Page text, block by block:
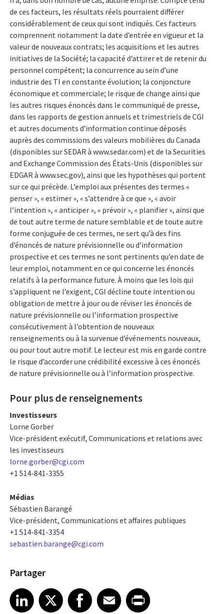
de ces facteurs, les résultats réels pourraient différer
considérablement de ceux qui sont indiqués. Ces facteurs
comprennent notamment la date d’entrée en vigueur et la
valeur de nouveaux contrats; les acquisitions et les autres
initiatives de la Société; la capacité d’attirer et de retenir du
personnel compétent; la concurrence au sein d’une
industrie des TI en constante évolution; la conjoncture
économique et commerciale; le risque de change ainsi que
les autres risques énoncés dans le communiqué de presse,
dans les rapports de gestion annuels et trimestriels de CGI
et autres documents d’information continue déposés
auprès des commissions des valeurs mobilières du Canada
(disponibles sur SEDAR à www.sedar.com) et de la Securities
and Exchange Commission des États-Unis (disponibles sur
EDGAR à www.sec.gov), ainsi que les hypothèses qui portent
sur ce qui précède. L’emploi aux présentes des termes «
penser », « estimer », « s’attendre à ce que », « avoir
l’intention », « anticiper », « prévoir », « planifier », ainsi que
de tout autre terme de nature semblable et de toute autre
forme conjuguée de ces termes, ne sert qu’à des fins
d’énoncés de nature prévisionnelle ou d’information
prospective et ces termes ne sont pertinents qu’en date de
leur emploi, notamment en ce qui concerne les énoncés
relatifs à la performance future. À moins que les lois qui
s’appliquent ne l’exigent, CGI décline toute intention ou
obligation de mettre à jour ou de réviser les énoncés de
nature prévisionnelle ou l’information prospective
consécutivement à l’obtention de nouveaux
renseignements ou à la survenue d’événements nouveaux,
ou pour tout autre motif. Le lecteur est mis en garde contre
le risque d’accorder une crédibilité excessive à ces énoncés
de nature prévisionnelle ou à l’information prospective.
Pour plus de renseignements
Investisseurs
Lorne Gorber
Vice-président exécutif, Communications et relations avec
les investisseurs
lorne.gorber@cgi.com
+1 514-841-3355
Médias
Sébastien Barangé
Vice-président, Communications et affaires publiques
+1 514-841-3354
sebastien.barange@cgi.com
Partager
Share article on LinkedIn
LinkedIn
Share article on XShare article on Facebook
Facebook
Share article on Email
EmailShare article on Print